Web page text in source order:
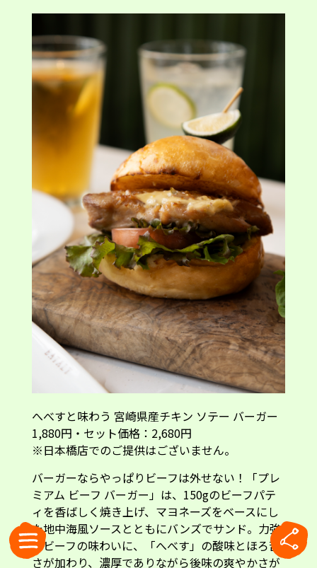
へべすと味わう 宮崎県産チキン ソテー バーガー
1,880円・セット価格：2,680円
※日本橋店でのご提供はございません。
バーガーならやっぱりビーフは外せない！「プレ
ミアム ビーフ バーガー」は、150gのビーフパテ
ィを香ばしく焼き上げ、マヨネーズをベースにし
た地中海風ソースとともにバンズでサンド。力強
いビーフの味わいに、「へべす」の酸味とほろ苦
さが加わり、濃厚でありながら後味の爽やかさが